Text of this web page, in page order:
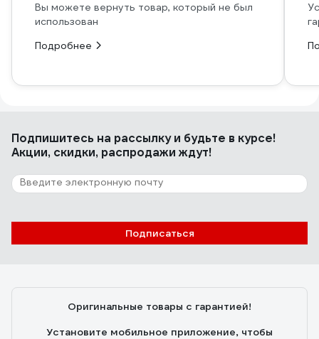
Вы можете вернуть товар, который не был
использован
Подробнее
Подпишитесь на рассылкуи будьте в курсе!
Акции, скидки, распродажи ждут!
Подписаться
Оригинальные товары с гарантией!
Установите мобильное приложение, чтобы